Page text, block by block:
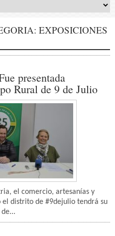
EXPOSICIONES
presentada
Rural de 9 de Julio
el comercio, artesanías y
distrito de #9dejulio tendrá su